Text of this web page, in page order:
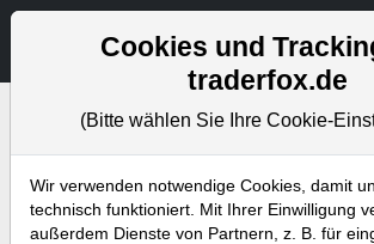
Bevorstehende Webinare Alle
Cookies und
traderfox.de
(Bitte wählen Sie Ihre Cookie-
Wir verwenden notwendige Cookies, damit
technisch funktioniert. Mit Ihrer Einwilligung
außerdem Dienste von Partnern, z. B. für